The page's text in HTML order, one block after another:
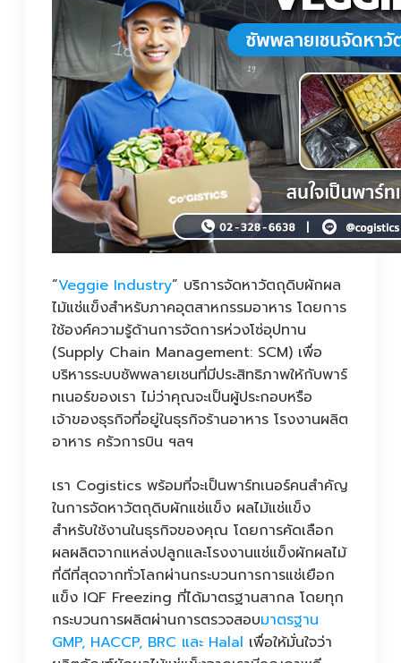
“Veggie Industry” บริการจัดหาวัตถุดิบผักผล
ไม้แช่แข็งสำหรับภาคอุตสาหกรรมอาหาร โดยการ
ใช้องค์ความรู้ด้านการจัดการห่วงโซ่อุปทาน
(Supply Chain Management: SCM) เพื่อ
บริหารระบบซัพพลายเชนที่มีประสิทธิภาพให้กับพาร์
ทเนอร์ของเรา ไม่ว่าคุณจะเป็นผู้ประกอบหรือ
เจ้าของธุรกิจที่อยู่ในธุรกิจร้านอาหาร โรงงานผลิต
อาหาร ครัวการบิน ฯลฯ
เรา Cogistics พร้อมที่จะเป็นพาร์ทเนอร์คนสำคัญ
ในการจัดหาวัตถุดิบผักแช่แข็ง ผลไม้แช่แข็ง
สำหรับใช้งานในธุรกิจของคุณ โดยการคัดเลือก
ผลผลิตจากแหล่งปลูกและโรงงานแช่แข็งผักผลไม้
ที่ดีที่สุดจากทั่วโลกผ่านกระบวนการการแช่เยือก
แข็ง IQF Freezing ที่ได้มาตรฐานสากล โดยทุก
กระบวนการผลิตผ่านการตรวจสอบมาตรฐาน
GMP, HACCP, BRC และ Halal เพื่อให้มั่นใจว่า